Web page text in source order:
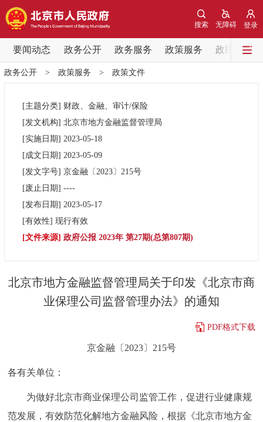
登录
无障碍
搜索
要闻动态 政务公开 政务服务 政策服务 政民互动
要闻动态
党中央精神 国务院信息
北京要闻 会议信息
政务公开
市领导
政策兑现 政策解读
决策公开 专题公开
政务服务
便民服务
政务公开> 政策服务 > 政策文件
[主题分类] 财政、金融、审计/保险
[发文机构] 北京市地方金融监督管理局
[实施日期] 2023-05-18
[成文日期] 2023-05-09
[发文字号] 京金融 〔2023〕 215号
[废止日期] ----
[发布日期] 2023-05-17
[有效性] 现行有效
[文件来源] 政府公报 2023年 第27期(总第807期)
北京市地方金融监督管理局关于印发《北京市商
业保理公司监督管理办法》的通知
PDF格式下载
京金融〔2023〕215号
各有关单位：
为做好北京市商业保理公司监管工作，促进行业健康规
范发展，有效防范化解地方金融风险，根据《北京市地方金